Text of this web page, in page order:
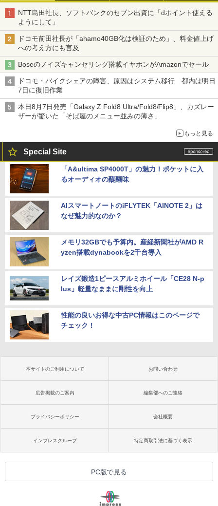
NTT島田社長、ソフトバンクのセブン出資に「dポイント使える
ようにして」
ドコモ前田社長が「ahamo40GB化は検証のため」、料金値上げ
への考え方にも言及
Boseのノイズキャンセリング搭載イヤホンがAmazonでセール
ドコモ・バイクシェアの障害、原因はシステム移行 都内は明日
7日に復旧作業
本日8月7日発売「Galaxy Z Fold8 Ultra/Fold8/Flip8」、カズレー
ザーが驚いた「そば屋のメニュー並みの薄さ」
もっと見る
Special Site
「A&ultima SP4000T」の魅力！ポケットに入
るオーディオの醍醐味
AIスマートノートのiFLYTEK「AINOTE 2」は
なぜ魅力的なのか？
メモリ32GBでも予算内。産経新聞社がAMD R
yzen搭載dynabookを2千台導入
レイズ鍛造1ピースアルミホイール「CE28 N-p
lus」軽量なままに剛性を向上
性能の良いお得な中古PC情報はこのページで
チェック！
本サイトのご利用について お問い合わせ
広告掲載のご案内 編集部へのご連絡
プライバシーポリシー 会社概要
インプレスグループ 特定商取引法に基づく表示
PC版で見る